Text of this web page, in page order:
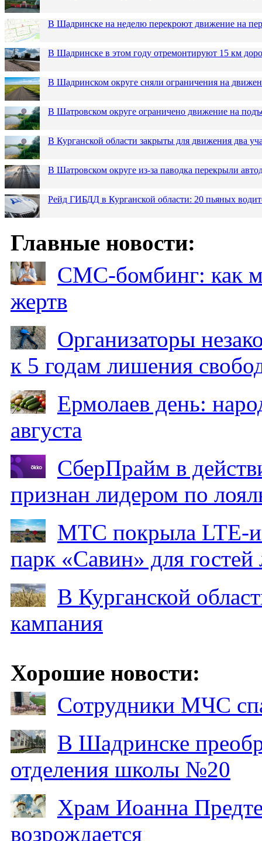
В Шадринске на неделю перекроют движение на
В Шадринске в этом году отремонтируют 15 км
В Шадринском округе сняли ограничения на
В Шатровском округе ограничено движение на
В Курганской области закрыты для движения два
В Шатровском округе из-за паводка перекрыли
Рейд ГИБДД в Курганской области: 20 пьяных
Главные новости:
СМС-бомбинг: как
жертв
Организаторы
к 5 годам лишения
Ермолаев день:
августа
СберПрайм в
признан лидером по
МТС покрыла LTE-
парк «Савин» для гостей
В Курганской
кампания
Хорошие новости:
Сотрудники МЧС
В Шадринске
отделения школы №20
Храм Иоанна
возрождается